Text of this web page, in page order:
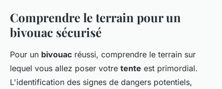
Comprendre le terrain pour un
bivouac sécurisé
Pour un bivouac réussi, comprendre le terrain sur
lequel vous allez poser votre tente est primordial.
L'identification des signes de dangers potentiels,